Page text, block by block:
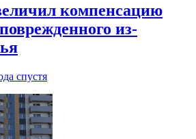
компенсацию
из-
спустя